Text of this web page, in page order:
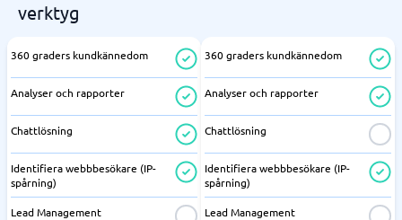
verktyg
360 graders kundkännedom
Analyser och rapporter
Chattlösning
Identifiera webbbesökare (IP-
spårning)
Lead Management
360 graders kundkännedom
Analyser och rapporter
Chattlösning
Identifiera webbbesökare (IP-
spårning)
Lead Management